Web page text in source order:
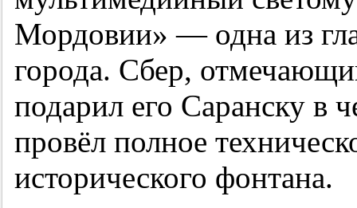
Мордовии» — одна из
города. Сбер,
подарил его Саранску в
провёл полное
исторического фонтана.